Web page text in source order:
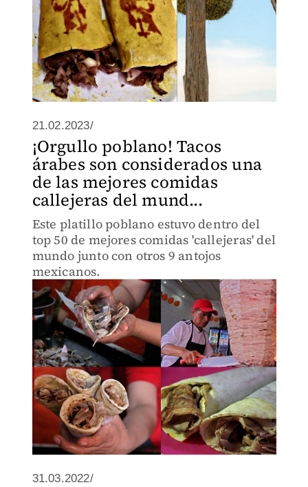
21.02.2023/
¡Orgullo poblano! Tacos
árabes son considerados una
de las mejores comidas
callejeras del mund...
Este platillo poblano estuvo dentro del
top 50 de mejores comidas 'callejeras' del
mundo junto con otros 9 antojos
mexicanos.
31.03.2022/